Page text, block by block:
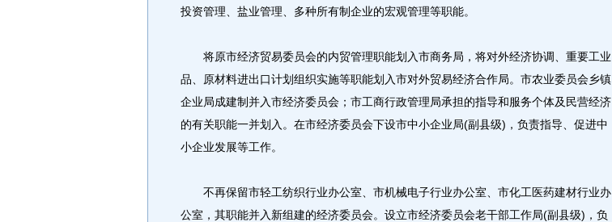
投资管理、盐业管理、多种所有制企业的宏观管理等职能。
将原市经济贸易委员会的内贸管理职能划入市商务局，将对外经济协调、重要工业
品、原材料进出口计划组织实施等职能划入市对外贸易经济合作局。市农业委员会乡镇
企业局成建制并入市经济委员会；市工商行政管理局承担的指导和服务个体及民营经济
的有关职能一并划入。在市经济委员会下设市中小企业局(副县级)，负责指导、促进中
小企业发展等工作。
不再保留市轻工纺织行业办公室、市机械电子行业办公室、市化工医药建材行业办
公室，其职能并入新组建的经济委员会。设立市经济委员会老干部工作局(副县级)，负